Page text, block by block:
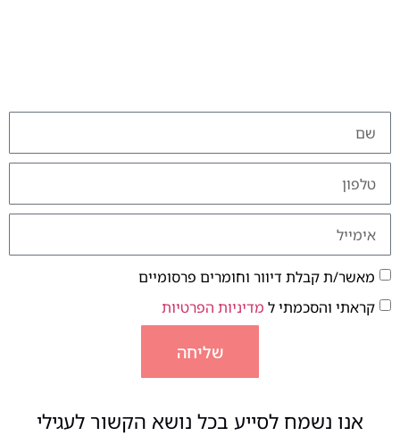
מאשר/ת קבלת דיוור וחומרים פרסומיים
קראתי והסכמתי ל מדיניות הפרטיות
שליחה
אנו נשמח לסייע בכל נושא הקשור לעגילי